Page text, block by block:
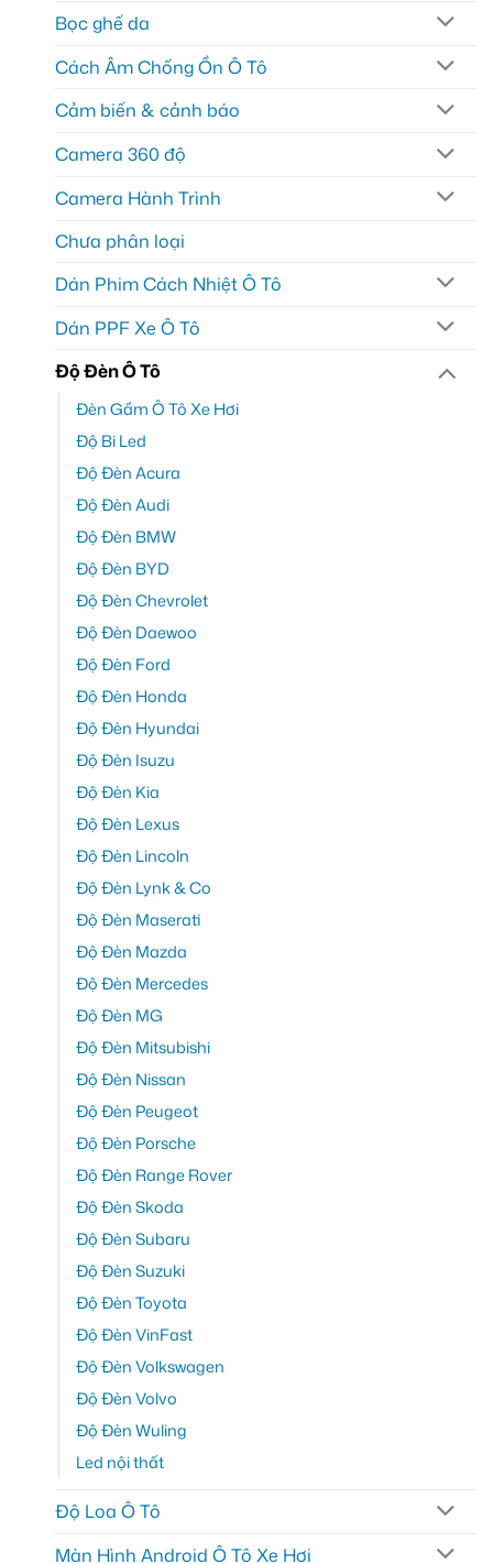
Bọc ghế da
Cách Âm Chống Ồn Ô Tô
Cảm biến & cảnh báo
Camera 360 độ
Camera Hành Trình
Chưa phân loại
Dán Phim Cách Nhiệt Ô Tô
Dán PPF Xe Ô Tô
Độ Đèn Ô Tô
Đèn Gầm Ô Tô Xe Hơi
Độ Bi Led
Độ Đèn Acura
Độ Đèn Audi
Độ Đèn BMW
Độ Đèn BYD
Độ Đèn Chevrolet
Độ Đèn Daewoo
Độ Đèn Ford
Độ Đèn Honda
Độ Đèn Hyundai
Độ Đèn Isuzu
Độ Đèn Kia
Độ Đèn Lexus
Độ Đèn Lincoln
Độ Đèn Lynk & Co
Độ Đèn Maserati
Độ Đèn Mazda
Độ Đèn Mercedes
Độ Đèn MG
Độ Đèn Mitsubishi
Độ Đèn Nissan
Độ Đèn Peugeot
Độ Đèn Porsche
Độ Đèn Range Rover
Độ Đèn Skoda
Độ Đèn Subaru
Độ Đèn Suzuki
Độ Đèn Toyota
Độ Đèn VinFast
Độ Đèn Volkswagen
Độ Đèn Volvo
Độ Đèn Wuling
Led nội thất
Độ Loa Ô Tô
Màn Hình Android Ô Tô Xe Hơi